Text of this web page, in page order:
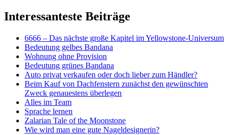
Interessanteste Beiträge
6666 – Das nächste große Kapitel im Yellowstone-Universum
Bedeutung gelbes Bandana
Wohnung ohne Provision
Bedeutung grünes Bandana
Auto privat verkaufen oder doch lieber zum Händler?
Beim Kauf von Dachfenstern zunächst den gewünschten
Zweck genauestens überlegen
Alles im Team
Sprache lernen
Zalarian Tale of the Moonstone
Wie wird man eine gute Nageldesignerin?